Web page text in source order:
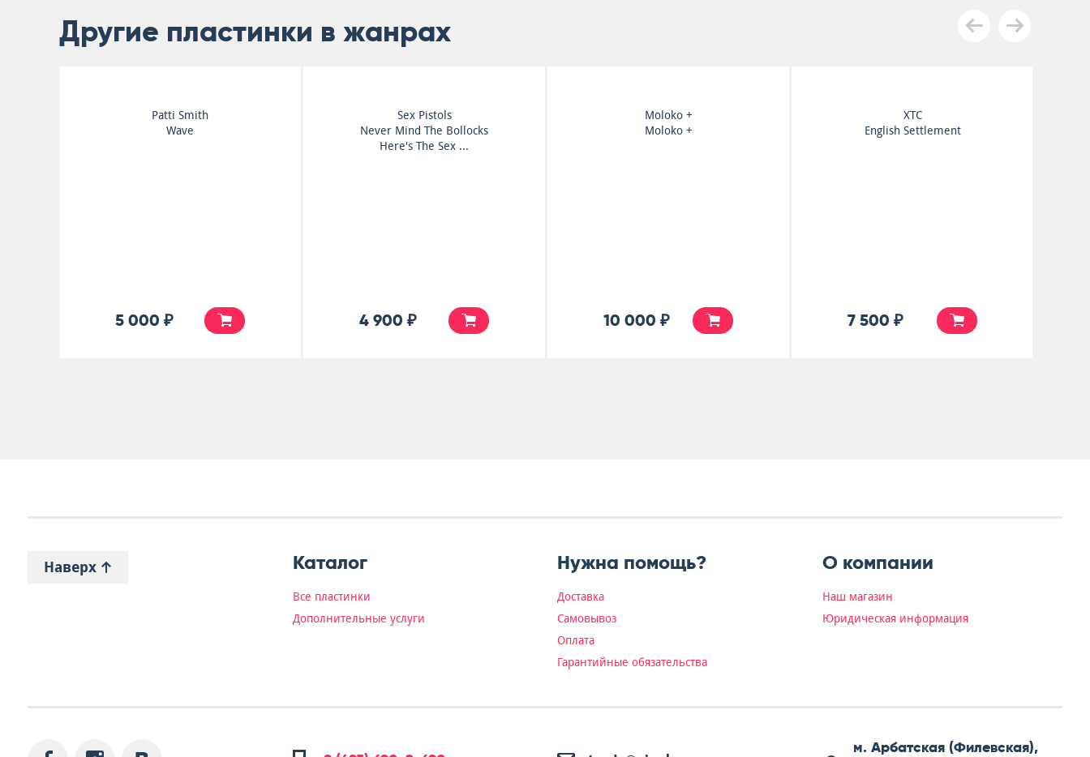
Другие пластинки в жанрах
Moloko +
Moloko +
10 000 ₽
XTC
English Settlement
7 500 ₽
Stooges
California Bleeding
5 500 ₽
XTC
Mummer
5 500 ₽
Наверх Каталог
Все пластинки
Дополнительные услуги
Нужна помощь?
Доставка
Самовывоз
Оплата
Гарантийные обязательства
О компании
Наш магазин
Юридическая информация
м. Арбатская (Филевская),